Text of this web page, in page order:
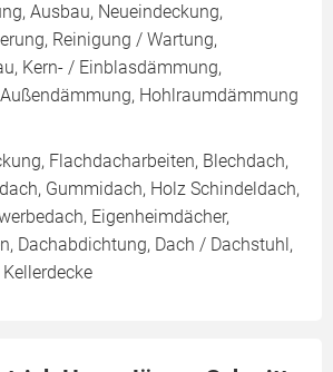
Ausbau, Neueindeckung,
Reinigung / Wartung,
Kern- / Einblasdämmung,
Hohlraumdämmung
Flachdacharbeiten, Blechdach,
Gummidach, Holz Schindeldach,
Eigenheimdächer,
Dachabdichtung, Dach / Dachstuhl,